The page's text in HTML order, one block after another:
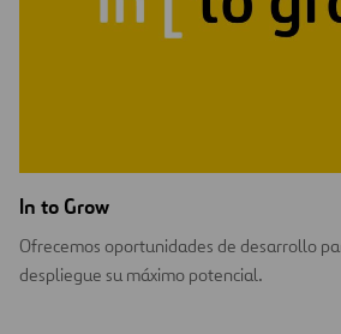
In to Grow
Ofrecemos oportunidades de desarrollo
despliegue su máximo potencial.